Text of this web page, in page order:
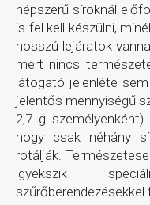
népszerű síroknál
is fel kell készülni,
hosszú lejáratok
mert nincs
látogató jelenléte
jelentős mennyiségű
2,7 g
hogy csak néhány
rotálják.
igyekszik
szűrőberendezésekkel